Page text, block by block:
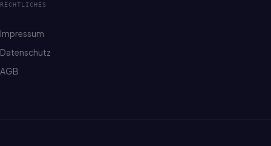
RECHTLICHES
Impressum
Datenschutz
AGB